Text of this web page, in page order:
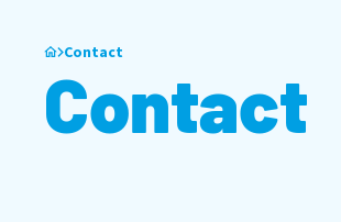
Contact
Contact